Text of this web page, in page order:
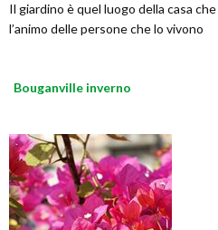
Il giardino è quel luogo della casa
l’animo delle persone che lo vivono
Bouganville inverno